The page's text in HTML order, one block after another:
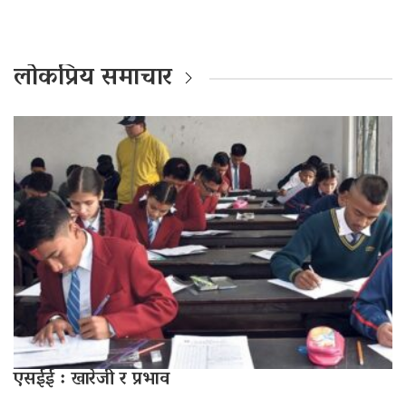
लोकप्रिय समाचार
एसईई : खारेजी र प्रभाव